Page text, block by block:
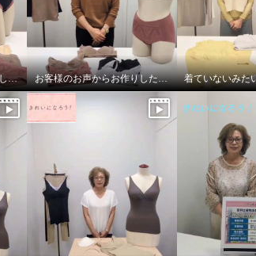
今年も超フィットショーツしっかりバージョン！ お客様のお声からお作りしたブラとブラキャミです！